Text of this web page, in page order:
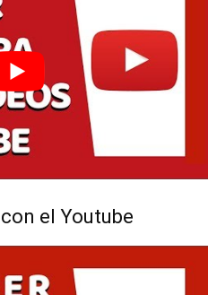
el Youtube